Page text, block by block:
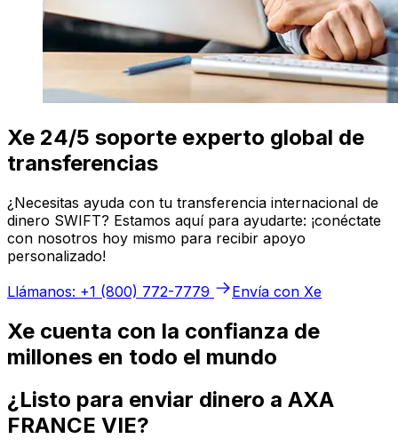
Xe 24/5 soporte experto global de
transferencias
¿Necesitas ayuda con tu transferencia internacional de
dinero SWIFT? Estamos aquí para ayudarte: ¡conéctate
con nosotros hoy mismo para recibir apoyo
personalizado!
Llámanos: +1 (800) 772-7779
Envía con Xe
Xe cuenta con la confianza de
millones en todo el mundo
¿Listo para enviar dinero a AXA
FRANCE VIE?